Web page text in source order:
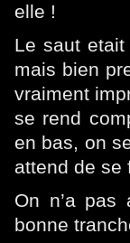
elle !
Le saut
mais bien
vraiment
se rend
en bas, on
attend de
On n’a
bonne